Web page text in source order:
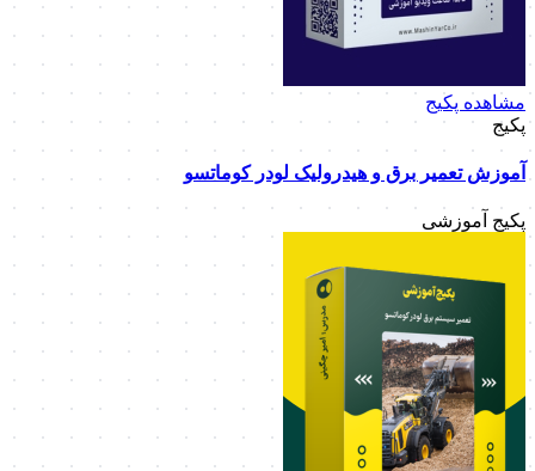
مشاهده پکیج
پکیج
آموزش تعمیر برق و هیدرولیک لودر کوماتسو
پکیج آموزشی